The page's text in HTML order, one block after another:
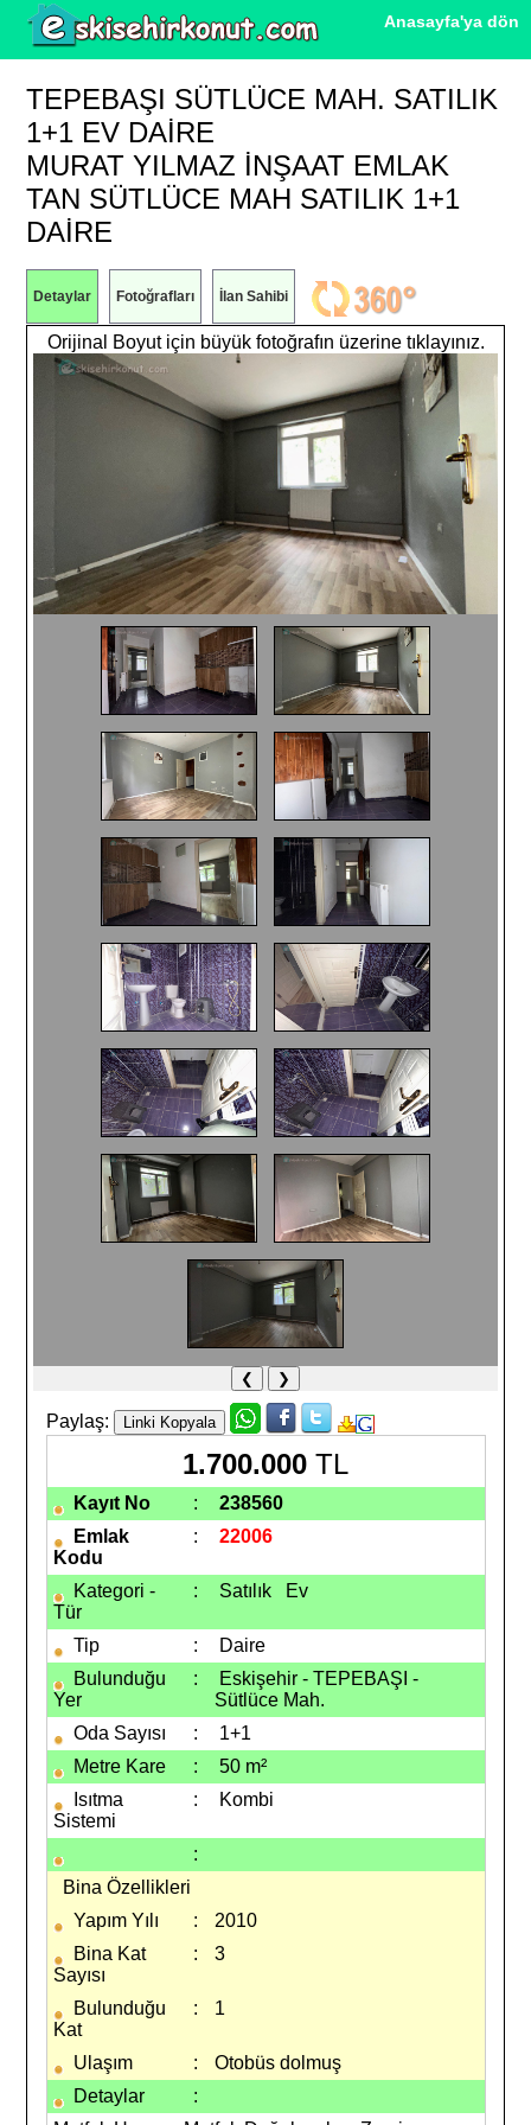
Anasayfa'ya dön
TEPEBAŞI SÜTLÜCE MAH. SATILIK
1+1 EV DAIRE
MURAT YILMAZ İNŞAAT EMLAK
TAN SÜTLÜCE MAH SATILIK 1+1
DAİRE
Detaylar Fotoğrafları İlan Sahibi
Orijinal Boyut için büyük fotoğrafın üzerine tıklayınız.
❮ ❯
Paylaş:
1.700.000 TL
Kayıt No :
238560
Emlak
Kodu
: 22006
Kategori -
Tür
: Satılık Ev
Tip :
Daire
Bulunduğu
Yer
:
Eskişehir - TEPEBAŞI -
Sütlüce Mah.
Oda Sayısı
:
1+1
Metre Kare
:
50 m²
Isıtma
Sistemi
: Kombi
:
Bina Özellikleri
Yapım Yılı
:
2010
Bina Kat
Sayısı
: 3
Bulunduğu
Kat
: 1
Ulaşım :
Otobüs dolmuş
Detaylar
: